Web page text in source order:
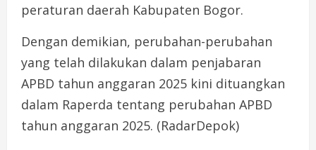
peraturan daerah Kabupaten Bogor.
Dengan demikian, perubahan-perubahan
yang telah dilakukan dalam penjabaran
APBD tahun anggaran 2025 kini dituangkan
dalam Raperda tentang perubahan APBD
tahun anggaran 2025. (RadarDepok)